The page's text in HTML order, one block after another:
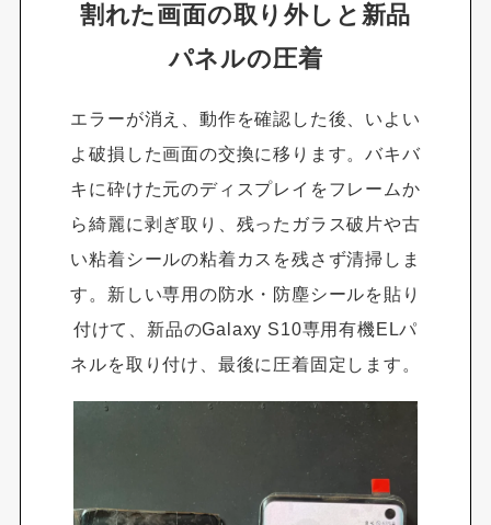
割れた画面の取り外しと新品
パネルの圧着
エラーが消え、動作を確認した後、いよい
よ破損した画面の交換に移ります。バキバ
キに砕けた元のディスプレイをフレームか
ら綺麗に剥ぎ取り、残ったガラス破片や古
い粘着シールの粘着カスを残さず清掃しま
す。新しい専用の防水・防塵シールを貼り
付けて、新品のGalaxy S10専用有機ELパ
ネルを取り付け、最後に圧着固定します。